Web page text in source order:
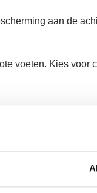
aan de
voeten. Kies voor